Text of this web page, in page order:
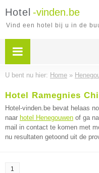
Hotel -vinden.be
Vind een hotel bij u in de
U bent nu hier: Home »
Hotel Ramegnies
Hotel-vinden.be bevat helaas
naar hotel Henegouwen of ga
mail in contact te komen met
nu resultaten getoond uit de
1